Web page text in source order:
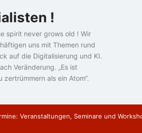
!
spirit never grows old ! Wir
uns mit Themen rund
auf die Digitalisierung und KI.
Veränderung. „Es ist
als ein Atom“.
Veranstaltungen, Seminare und